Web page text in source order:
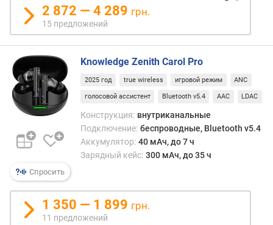
в
т
в
и
т
е
л
н
о
с
т
ь
2 872 — 4 289 грн.
15 предложений
Спросить
Knowledge Zenith Carol Pro
2025 год true wireless игровой режим ANC
голосовой ассистент Bluetooth v5.4 AAC LDAC
Конструкция: внутриканальные
Подключение: беспроводные, Bluetooth v5.4
Аккумулятор: 40 мАч, до 7 ч
Зарядный кейс: 300 мАч, до 35 ч
1 350 — 1 899 грн.
11 предложений